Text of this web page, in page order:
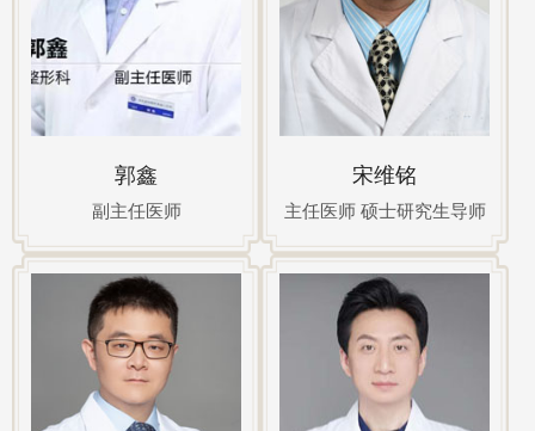
郭鑫
副主任医师
宋维铭
主任医师 硕士研究生导师